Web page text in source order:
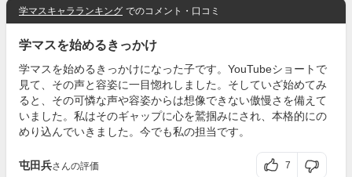
学マスキャラランキング でのコメント・口コミ
学マスを始めるきっかけ
学マスを始めるきっかけになった子です。YouTubeショートで
見て、その声と容姿に一目惚れしました。そしていざ始めてみ
ると、その可憐な声や容姿からは想像できない傲慢さを備えて
いました。私はそのギャップに心を鷲掴みにされ、本格的にの
めり込んでいきました。今でも私の担当です。
屯田兵さんの評価 7